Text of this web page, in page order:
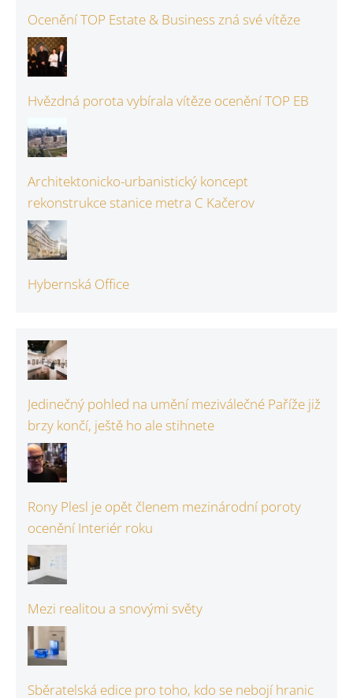
Ocenění TOP Estate & Business zná své vítěze
Hvězdná porota vybírala vítěze ocenění TOP EB
Architektonicko-urbanistický koncept
rekonstrukce stanice metra C Kačerov
Hybernská Office
Jedinečný pohled na umění meziválečné Paříže již
brzy končí, ještě ho ale stihnete
Rony Plesl je opět členem mezinárodní poroty
ocenění Interiér roku
Mezi realitou a snovými světy
Sběratelská edice pro toho, kdo se nebojí hranic